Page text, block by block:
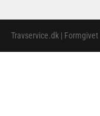
Travservice.dk |